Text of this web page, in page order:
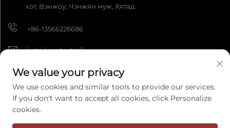
хот, Вэнжоу, Чэчжян муж, Хятад
+86-13566226686
[email protected]
Бүх эрх нь Хамгаалагдсан 2025 Wenzhou Fengke Crafts Co., Ltd.
компаний эрх зүйн бүх эрхийг хуваалцана. Нууцлалын бодлого
We value your privacy
We use cookies and similar tools to provide our services.
If you don't want to accept all cookies, click Personalize
cookies.